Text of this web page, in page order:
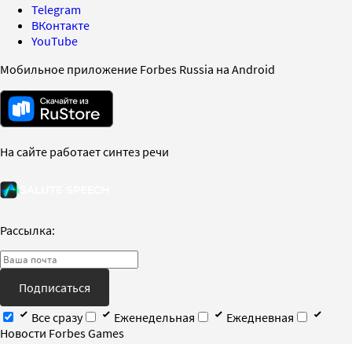
Telegram
ВКонтакте
YouTube
Мобильное приложение Forbes Russia на Android
На сайте работает синтез речи
Рассылка:
Подписаться
Все сразу
Еженедельная
Ежедневная
Новости Forbes Games